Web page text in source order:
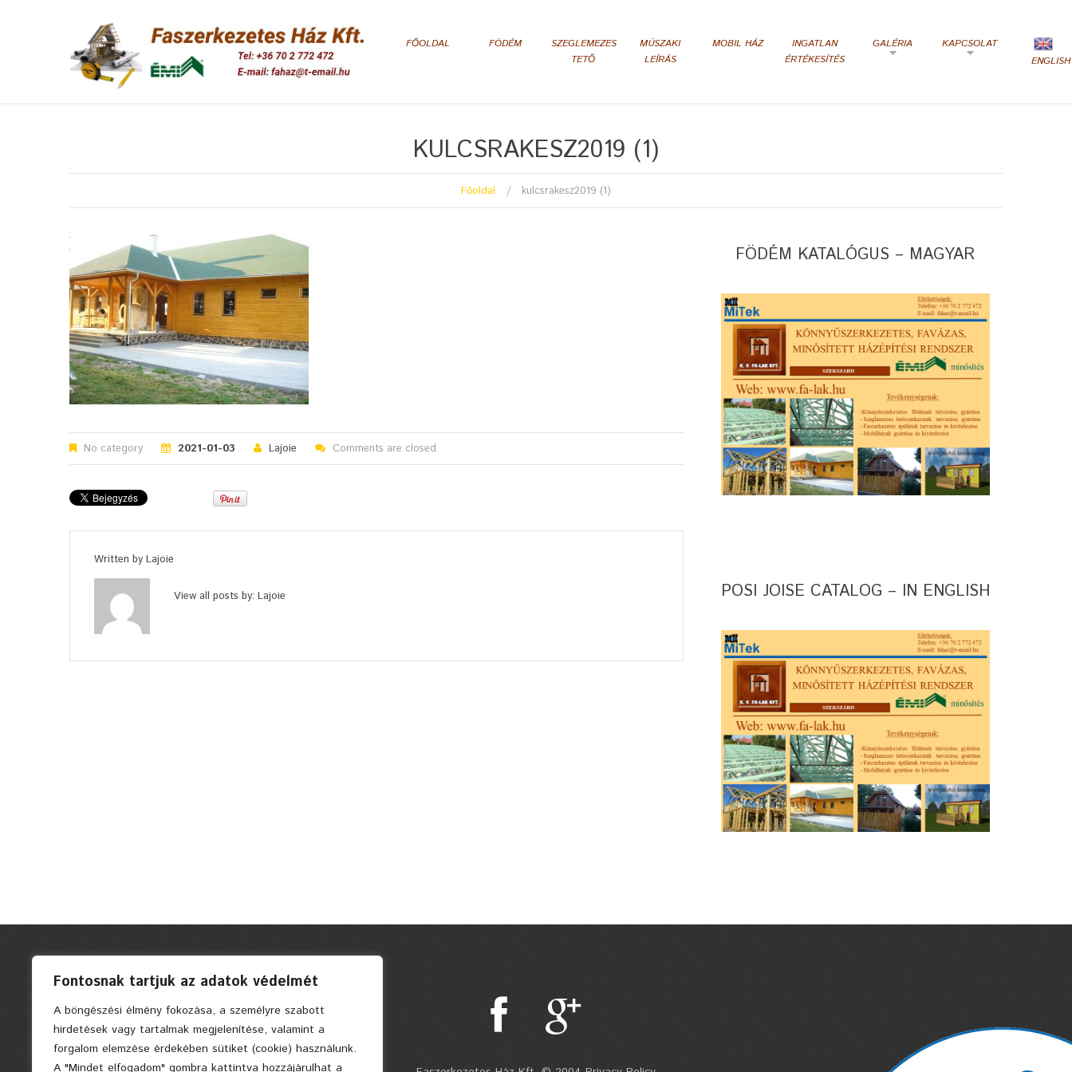
Fontosnak tartjuk az adatok védelmét
A böngészési élmény fokozása, a személyre szabott
hirdetések vagy tartalmak megjelenítése, valamint a
forgalom elemzése érdekében sütiket (cookie) használunk.
A "Mindet elfogadom" gombra kattintva hozzájárulhat a
FŐOLDAL FÖDÉM
SZEGLEMEZES
TETŐ
MÚSZAKI
LEÍRÁS
MOBIL HÁZ
INGATLAN
ÉRTÉKESÍTÉS
GALÉRIA
KAPCSOLAT
ENGLISH
KULCSRAKESZ2019 (1)
Főoldal kulcsrakesz2019 (1)
No category 2021-01-03 Lajoie Comments are closed
Written by Lajoie
View all posts by: Lajoie
FÖDÉM KATALÓGUS – MAGYAR
POSI JOISE CATALOG – IN ENGLISH